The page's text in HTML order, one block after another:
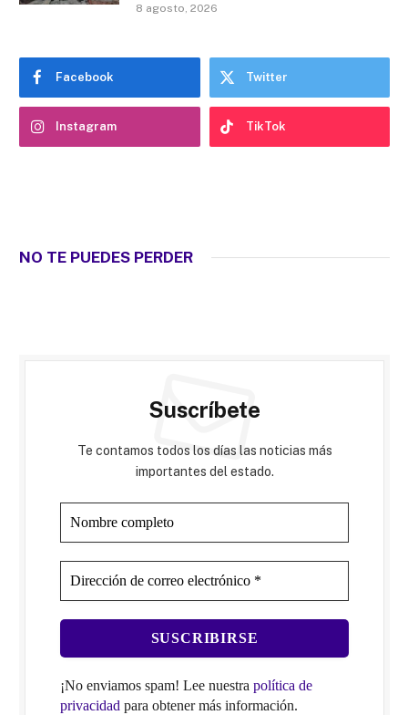
8 agosto, 2026
Facebook Twitter
Instagram TikTok
NO TE PUEDES PERDER
Suscríbete
Te contamos todos los días las noticias más
importantes del estado.
¡No enviamos spam! Lee nuestra política de
privacidad para obtener más información.